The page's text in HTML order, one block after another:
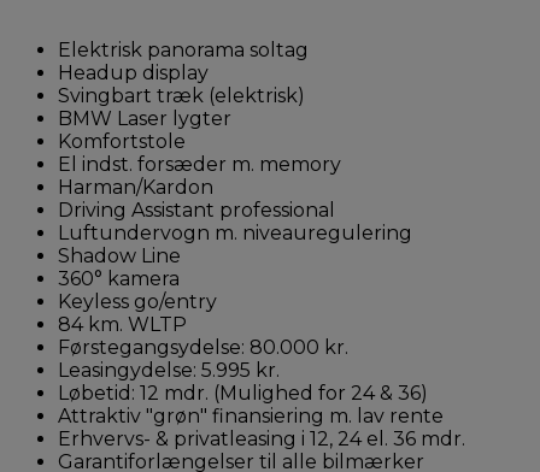
Elektrisk panorama soltag
Headup display
Svingbart træk (elektrisk)
BMW Laser lygter
Komfortstole
El indst. forsæder m. memory
Harman/Kardon
Driving Assistant professional
Luftundervogn m. niveauregulering
Shadow Line
360° kamera
Keyless go/entry
84 km. WLTP
Førstegangsydelse: 80.000 kr.
Leasingydelse: 5.995 kr.
Løbetid: 12 mdr. (Mulighed for 24 & 36)
Attraktiv "grøn" finansiering m. lav rente
Erhvervs- & privatleasing i 12, 24 el. 36 mdr.
Garantiforlængelser til alle bilmærker